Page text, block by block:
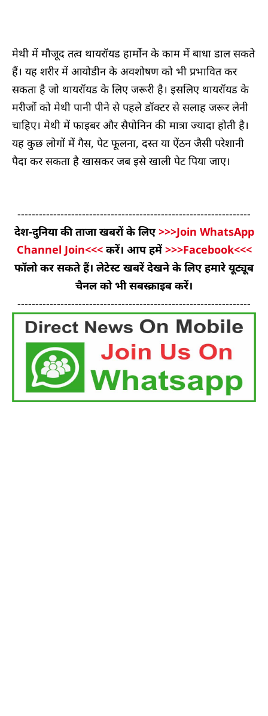
मेथी में मौजूद तत्व थायरॉयड हार्मोन के काम में बाधा डाल सकते
हैं। यह शरीर में आयोडीन के अवशोषण को भी प्रभावित कर
सकता है जो थायरॉयड के लिए जरूरी है। इसलिए थायरॉयड के
मरीजों को मेथी पानी पीने से पहले डॉक्टर से सलाह जरूर लेनी
चाहिए। मेथी में फाइबर और सैपोनिन की मात्रा ज्यादा होती है।
यह कुछ लोगों में गैस, पेट फूलना, दस्त या ऐंठन जैसी परेशानी
पैदा कर सकता है खासकर जब इसे खाली पेट पिया जाए।
-----------------------------------------------------------------
देश-दुनिया की ताजा खबरों के लिए>>>Join WhatsApp
Channel Join<<< करें। आप हमें>>>Facebook<<<
फॉलो कर सकते हैं। लेटेस्ट खबरें देखने के लिए हमारे यूट्यूब
चैनल को भी सबस्क्राइब करें।
-----------------------------------------------------------------